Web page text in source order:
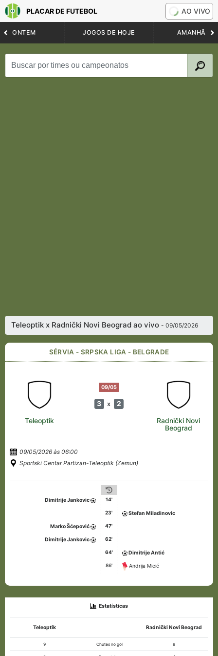
PLACAR DE FUTEBOL AO VIVO
ONTEM JOGOS DE HOJE AMANHÃ
Teleoptik x Radnički Novi Beograd ao vivo- 09/05/2026
SÉRVIA - SRPSKA LIGA - BELGRADE
09/05
3 x 2
Teleoptik
Radnički Novi
Beograd
09/05/2026 às 06:00
Sportski Centar Partizan-Teleoptik (Zemun)
Dimitrije Jankovic 14'
23' Stefan Miladinovic
Marko Šćepović 47'
Dimitrije Jankovic 62'
64' Dimitrije Antić
86' Andrija Micić
Estatísticas
Teleoptik Radnički Novi Beograd
9 Chutes no gol 8